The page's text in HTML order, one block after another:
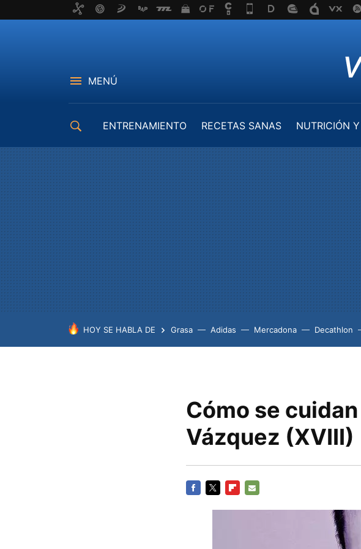
MENÚ
ENTRENAMIENTO RECETAS SANAS NUTRICIÓN
HOY SE HABLA DE Grasa Adidas Mercadona Decathlon
Cómo se
Vázquez (XVIII)